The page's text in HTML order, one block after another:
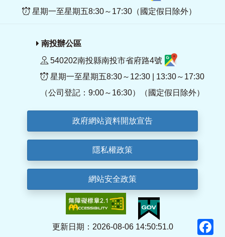
星期一至星期五8:30～17:30（國定假日除外）
南投辦公區
540202南投縣南投市省府路4號
星期一至星期五8:30～12:30 | 13:30～17:30
（公司登記：9:00～16:30）（國定假日除外）
政府網站資料開放宣告
隱私權政策
網站安全政策
更新日期：2026-08-06 14:50:51.0